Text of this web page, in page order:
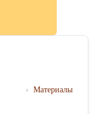
› Материалы